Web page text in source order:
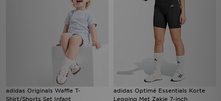
adidas Originals Waffle T-
Shirt/Shorts Set Infant
adidas Optimé Essentials Korte
Legging Met Zakje 7-inch